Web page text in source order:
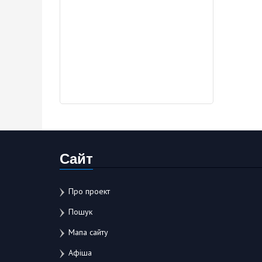
Сайт
Про проект
Пошук
Мапа сайту
Афіша